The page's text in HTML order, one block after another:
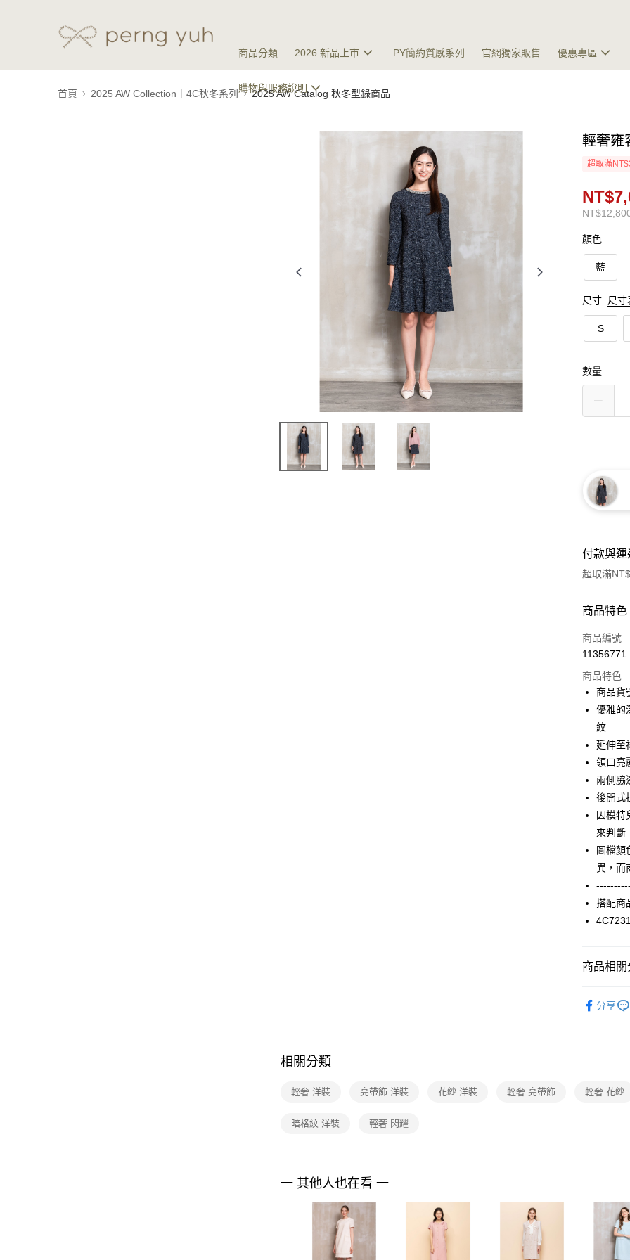
商品分類 2026 新品上市 PY簡約質感系列 官網獨家販售 優惠專區
購物與服務說明
首頁 2025 AW Collection｜4C秋冬系列 2025 AW Catalog 秋冬型錄商品
輕奢雍
超取滿
顏色
藍
尺寸 尺寸
S
數量
付款與
超取滿
付款方式
信用卡一
3 期
合作金
華南商
國泰世
臺灣中
匯豐（
聯邦商
元大商
台新國
台灣樂
LINE Pay
街口支付
相關說明
【關於「
AFTEE
便利好安
１．簡單
２．便利
３．安心
【「
１．於結
３．收到
／ATM／
先享後付
１．透過
交易，需
結果請求
５．嚴禁
形，恩沛
ATM付款
運送方式
付款後全
每筆
每筆
每筆
商品特色
商品編號
11356771
商品特色
商品貨
優雅的
紋
延伸至
領口亮
兩側脇
後開式
因模特
來判斷
圖檔顏
異，而
搭配商
商品相關
商品分享
相關分類
輕奢 洋裝 亮帶飾 洋裝 花紗 洋裝 輕奢 亮帶飾 輕奢 花紗
暗格紋 洋裝 輕奢 閃耀
一 其他人也在看 一